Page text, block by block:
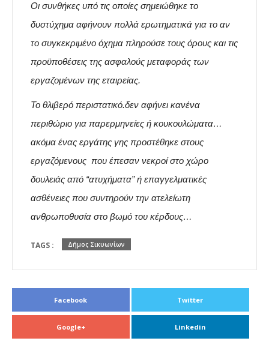
Οι συνθήκες υπό τις οποίες σημειώθηκε το
δυστύχημα αφήνουν πολλά ερωτηματικά για το αν
το συγκεκριμένο όχημα πληρούσε τους όρους και τις
προϋποθέσεις της ασφαλούς μεταφοράς των
εργαζομένων της εταιρείας.
Το θλιβερό περιστατικό.δεν αφήνει κανένα
περιθώριο για παρερμηνείες ή κουκουλώματα…
ακόμα ένας εργάτης γης προστέθηκε στους
εργαζόμενους που έπεσαν νεκροί στο χώρο
δουλειάς από “ατυχήματα” ή επαγγελματικές
ασθένειες που συντηρούν την ατελείωτη
ανθρωποθυσία στο βωμό του κέρδους…
TAGS : Δήμος Σικυωνίων
Facebook Twitter
Google+ Linkedin